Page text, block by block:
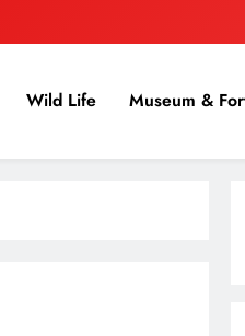
Wild Life Museum &